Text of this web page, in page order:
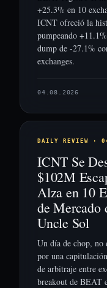
+25.3% en 10
ICNT ofreció la
pumpeando
dump de -27.1%
exchanges.
04.08.2026
DAILY REVIEW ·
ICNT Se
$102M
Alza en 10
de Mercado
Uncle Sol
Un día de chop, no
por una
de arbitraje entre
breakout de BEAT